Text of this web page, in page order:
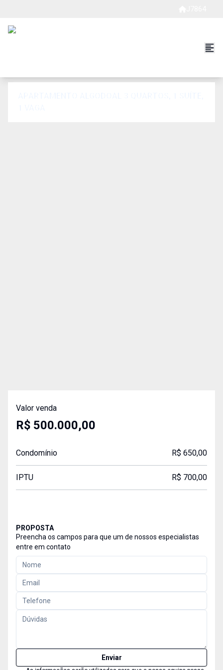
Valor venda
R$ 500.000,00
Condomínio R$ 650,00
IPTU R$ 700,00
PROPOSTA
Preencha os campos para que um de nossos especialistas
entre em contato
Enviar